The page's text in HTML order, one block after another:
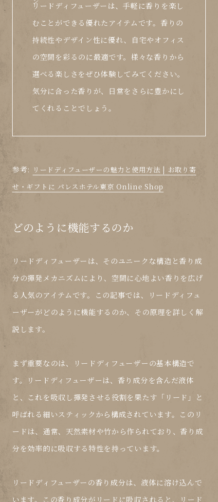
リードディフューザーは、手軽に香りを楽し
むことができる優れたアイテムです。香りの
持続性やデザイン性に優れ、自宅やオフィス
の空間を彩るのに最適です。様々な香りから
選べる楽しさをぜひ体験してみてください。
気分に合った香りが、日常をさらに豊かにし
てくれることでしょう。
参考: リードディフューザーの魅力と使用方法 | お取り寄
せ・ギフトに パレスホテル東京 Online Shop
どのように機能するのか
リードディフューザーは、そのユニークな構造と香り成
分の揮発メカニズムにより、空間に心地よい香りを広げ
る人気のアイテムです。この記事では、リードディフュ
ーザーがどのように機能するのか、その原理を詳しく解
説します。
まず重要なのは、リードディフューザーの基本構造で
す。リードディフューザーは、香り成分を含んだ液体
と、これを吸収し揮発させる役割を果たす「リード」と
呼ばれる細いスティックから構成されています。このリ
ードは、通常、天然素材や竹から作られており、香り成
分を効率的に吸収する特性を持っています。
リードディフューザーの香り成分は、液体に溶け込んで
います。この香り成分がリードに吸収されると、リード